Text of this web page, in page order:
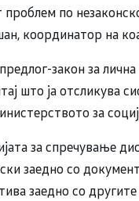
по
координатор на
закон за
што ја отсликува
за
за спречување
заедно со
заедно со